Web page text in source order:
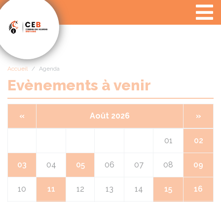
Accueil Agenda
Evènements à venir
« Août 2026 »
01 02
03 04 05 06 07 08 09
10 11 12 13 14 15 16
Panneau de gestion des cookies